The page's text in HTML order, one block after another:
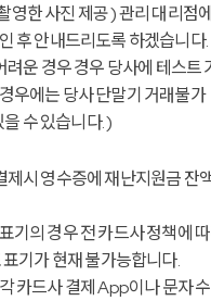
영한 사진 제공 ) 관리 대리점
후 안내드리도록 하겠습니다.
운 경우 경우 당사에 테스트
우에는 당사 단말기 거래불가
수 있습니다. )
시 영수증에 재난지원금 잔
기의 경우 전 카드사 정책에
기가 현재 불가능합니다.
카드사 결제 App이나 문자